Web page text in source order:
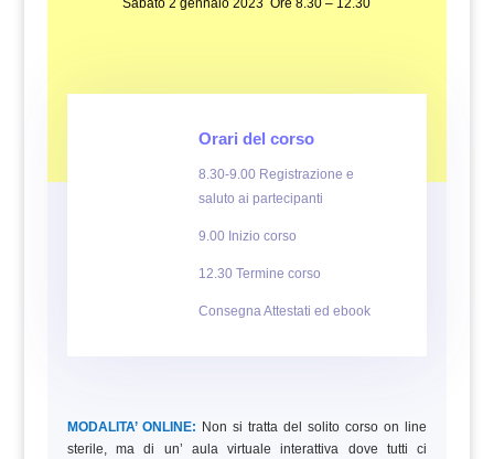
Sabato 2 gennaio 2023 Ore 8.30 – 12.30
Orari del corso
8.30-9.00 Registrazione e
saluto ai partecipanti
9.00 Inizio corso
12.30 Termine corso
Consegna Attestati ed ebook
MODALITA’ ONLINE: Non si tratta del solito corso on line
sterile, ma di un’ aula virtuale interattiva dove tutti ci